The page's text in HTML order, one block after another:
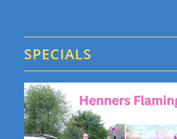
SPECIALS